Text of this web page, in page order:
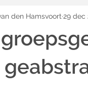
detaillering
den Hamsvoort 29 dec